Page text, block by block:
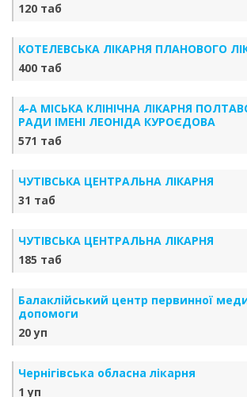
120 таб
КОТЕЛЕВСЬКА ЛІКАРНЯ ПЛАНОВОГО
400 таб
4-А МІСЬКА КЛІНІЧНА ЛІКАРНЯ
РАДИ ІМЕНІ ЛЕОНІДА КУРОЄДОВА
571 таб
ЧУТІВСЬКА ЦЕНТРАЛЬНА ЛІКАРНЯ
31 таб
ЧУТІВСЬКА ЦЕНТРАЛЬНА ЛІКАРНЯ
185 таб
Балаклійський центр первинної
допомоги
20 уп
Чернігівська обласна лікарня
1 уп